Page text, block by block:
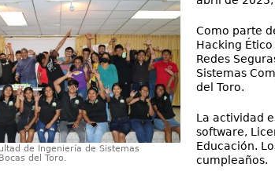
de Ingeniería de Sistemas
del Toro.
Como parte
Hacking
Redes
Sistemas
del Toro.
La actividad
software,
Educación.
cumpleaños.